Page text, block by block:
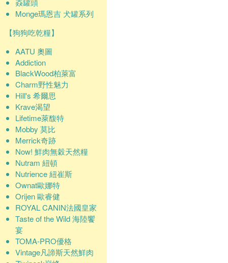
猋罐頭
Monge瑪恩吉 犬罐系列
【狗狗吃乾糧】
AATU 奧圖
Addiction
BlackWood柏萊富
Charm野性魅力
Hill's 希爾思
Krave渴望
Lifetime萊馥特
Mobby 莫比
Merrick奇跡
Now! 鮮肉無穀天然糧
Nutram 紐頓
Nutrience 紐崔斯
Ownat歐娜特
Orijen 歐睿健
ROYAL CANIN法國皇家
Taste of the Wild 海陸饗
宴
TOMA-PRO優格
Vintage凡諦斯天然鮮肉